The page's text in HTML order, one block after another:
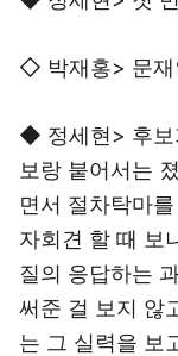
◇ 박재홍> 문재
◆ 정세현> 후보
보랑 붙어서는
면서 절차탁마
자회견 할 때 보
질의 응답하는
써준 걸 보지 않
는 그 실력을 보